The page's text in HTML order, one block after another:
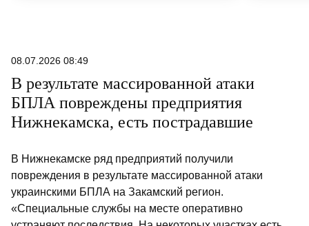
08.07.2026 08:49
В результате массированной атаки
БПЛА повреждены предприятия
Нижнекамска, есть пострадавшие
В Нижнекамске ряд предприятий получили
повреждения в результате массированной атаки
украинскими БПЛА на Закамский регион.
«Специальные службы на месте оперативно